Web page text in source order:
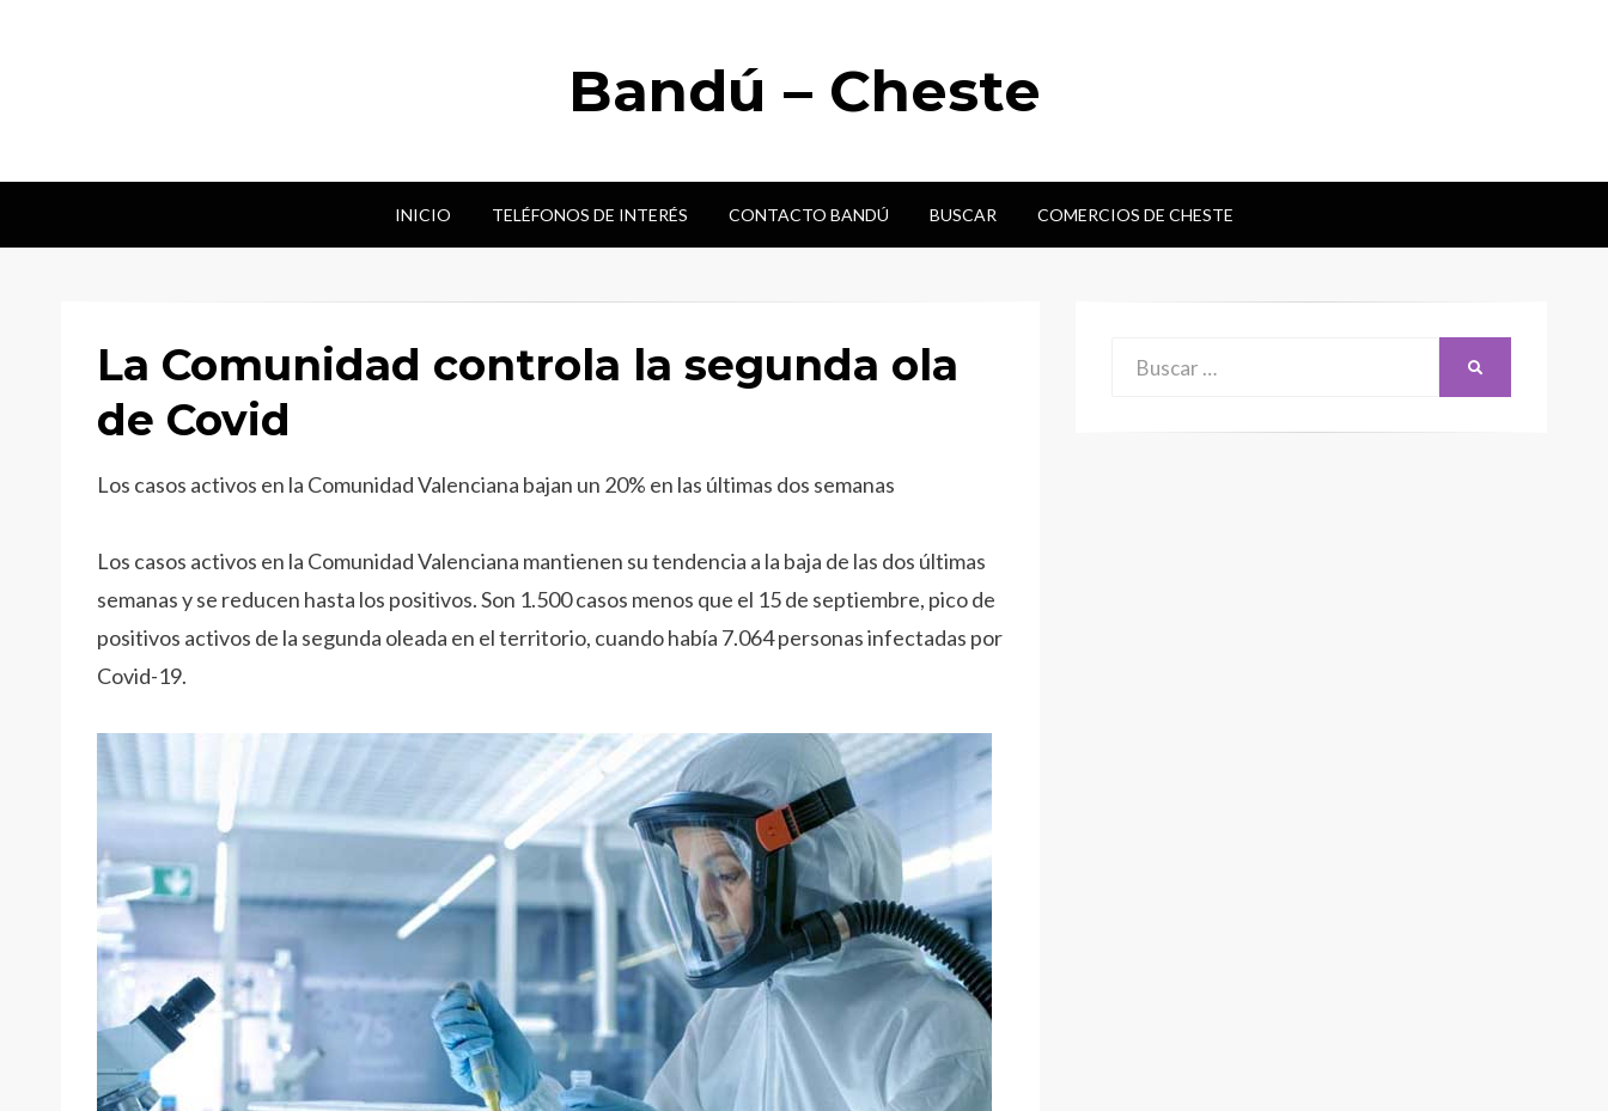
Bandú – Cheste
INICIO TELÉFONOS DE INTERÉS CONTACTO BANDÚ BUSCAR COMERCIOS DE CHESTE
La Comunidad controla la segunda ola
de Covid
Los casos activos en la Comunidad Valenciana bajan un 20% en las últimas dos semanas
Los casos activos en la Comunidad Valenciana mantienen su tendencia a la baja de las dos últimas
semanas y se reducen hasta los positivos. Son 1.500 casos menos que el 15 de septiembre, pico de
positivos activos de la segunda oleada en el territorio, cuando había 7.064 personas infectadas por
Covid-19.